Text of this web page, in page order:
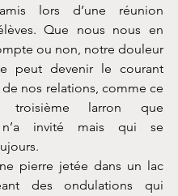
lors d’une réunion
Que nous nous en
ou non, notre douleur
peut devenir le courant
nos relations, comme ce
troisième larron que
n’a invité mais qui se
pierre jetée dans un lac
des ondulations qui